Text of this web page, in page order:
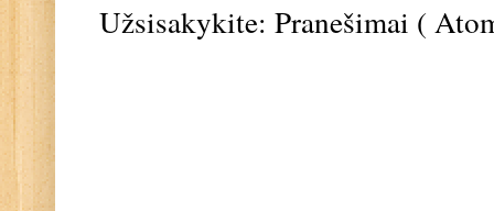
Užsisakykite: Pranešimai (